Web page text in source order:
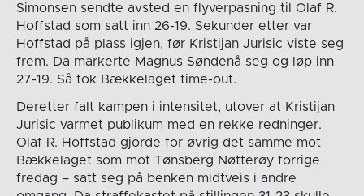
Simonsen sendte avsted en flyverpasning til Olaf R.
Hoffstad som satt inn 26-19. Sekunder etter var
Hoffstad på plass igjen, før Kristijan Jurisic viste seg
frem. Da markerte Magnus Søndenå seg og løp inn
27-19. Så tok Bækkelaget time-out.
Deretter falt kampen i intensitet, utover at Kristijan
Jurisic varmet publikum med en rekke redninger.
Olaf R. Hoffstad gjorde for øvrig det samme mot
Bækkelaget som mot Tønsberg Nøtterøy forrige
fredag – satt seg på benken midtveis i andre